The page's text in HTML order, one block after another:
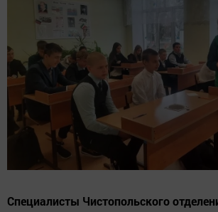
Специалисты Чистопольского